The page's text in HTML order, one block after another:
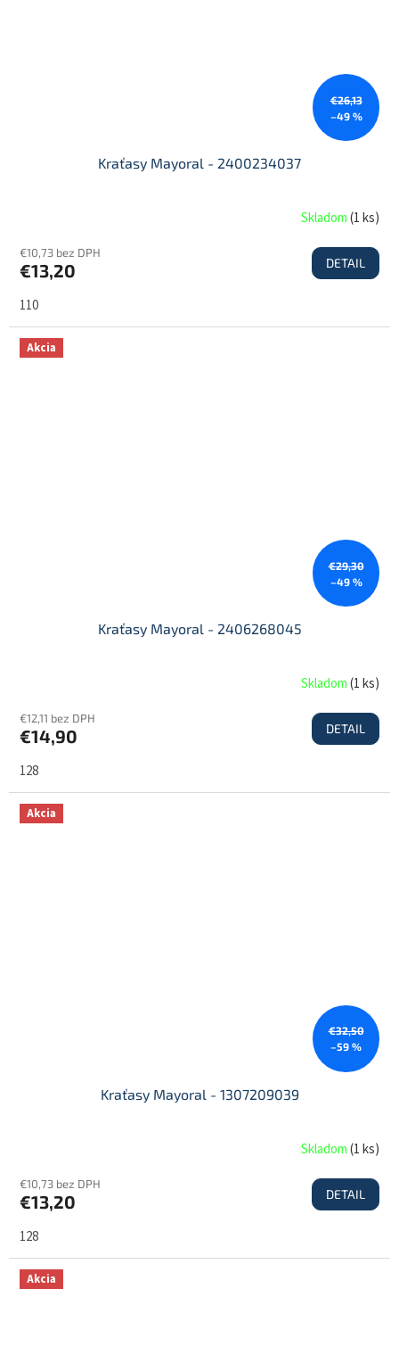
€26,13
–49 %
Kraťasy Mayoral - 2400234037
Skladom(1 ks)
€10,73 bez DPH
€13,20 DETAIL
110
Akcia
€29,30
–49 %
Kraťasy Mayoral - 2406268045
Skladom(1 ks)
€12,11 bez DPH
€14,90 DETAIL
128
Akcia
€32,50
–59 %
Kraťasy Mayoral - 1307209039
Skladom(1 ks)
€10,73 bez DPH
€13,20 DETAIL
128
Akcia